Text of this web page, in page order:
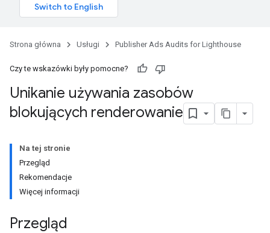
Strona główna Usługi Publisher Ads Audits for Lighthouse
Czy te wskazówki były pomocne?
Unikanie używania zasobów
blokujących renderowanie
Na tej stronie
Przegląd
Rekomendacje
Więcej informacji
Przegląd